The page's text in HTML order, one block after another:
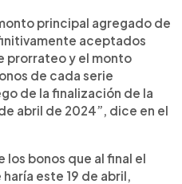
principal agregado de
aceptados
prorrateo y el monto
de cada serie
de la finalización de la
abril de 2024”, dice en el
los bonos que al final el
este 19 de abril,